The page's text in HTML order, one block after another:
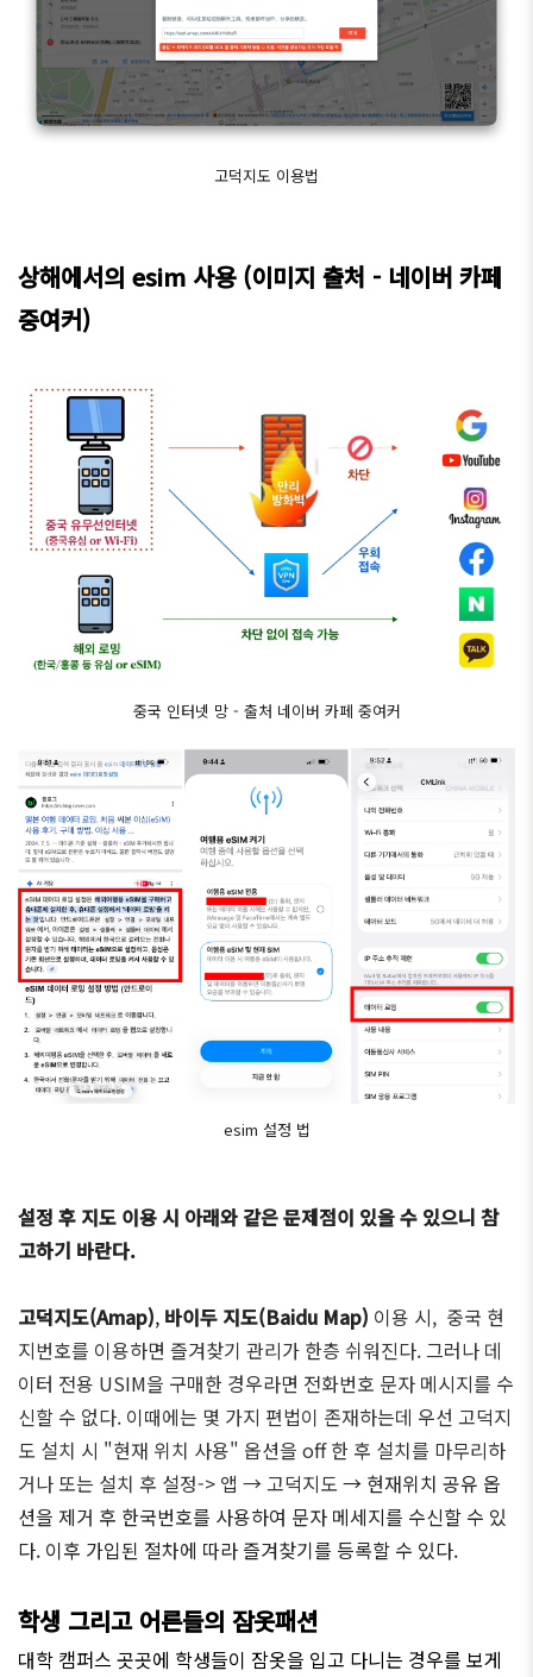
고덕지도 이용법
상해에서의 esim 사용 (이미지 출처 - 네이버 카페
중여커)
중국 인터넷 망 - 출처 네이버 카페 중여커
esim 설정 법
설정 후 지도 이용 시 아래와 같은 문제점이 있을 수 있으니 참
고하기 바란다.
고덕지도(Amap), 바이두 지도(Baidu Map) 이용 시, 중국 현
지번호를 이용하면 즐겨찾기 관리가 한층 쉬워진다. 그러나 데
이터 전용 USIM을 구매한 경우라면 전화번호 문자 메시지를 수
신할 수 없다. 이때에는 몇 가지 편법이 존재하는데 우선 고덕지
도 설치 시 "현재 위치 사용" 옵션을 off 한 후 설치를 마무리하
거나 또는 설치 후 설정-> 앱 → 고덕지도 → 현재위치 공유 옵
션을 제거 후 한국번호를 사용하여 문자 메세지를 수신할 수 있
다. 이후 가입된 절차에 따라 즐겨찾기를 등록할 수 있다.
학생 그리고 어른들의 잠옷패션
대학 캠퍼스 곳곳에 학생들이 잠옷을 입고 다니는 경우를 보게